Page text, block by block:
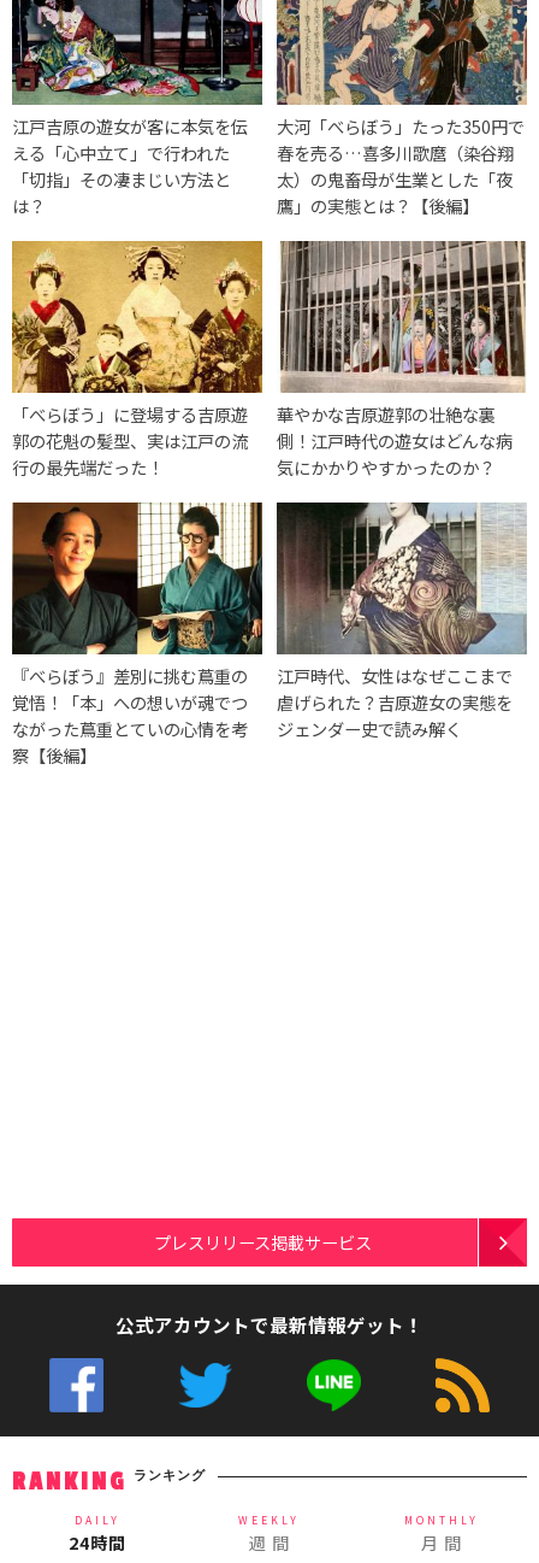
江戸吉原の遊女が客に本気を伝
える「心中立て」で行われた
「切指」その凄まじい方法と
は？
大河「べらぼう」たった350円で
春を売る…喜多川歌麿（染谷翔
太）の鬼畜母が生業とした「夜
鷹」の実態とは？【後編】
「べらぼう」に登場する吉原遊
郭の花魁の髪型、実は江戸の流
行の最先端だった！
華やかな吉原遊郭の壮絶な裏
側！江戸時代の遊女はどんな病
気にかかりやすかったのか？
『べらぼう』差別に挑む蔦重の
覚悟！「本」への想いが魂でつ
ながった蔦重とていの心情を考
察【後編】
江戸時代、女性はなぜここまで
虐げられた？吉原遊女の実態を
ジェンダー史で読み解く
プレスリリース掲載サービス
公式アカウントで最新情報ゲット！
RANKING ランキング
DAILY
24時間
WEEKLY
週 間
MONTHLY
月 間